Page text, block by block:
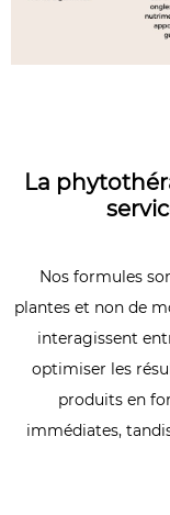
La
Nos formules
plantes et non de
interagissent
optimiser les
produits en
immédiates,